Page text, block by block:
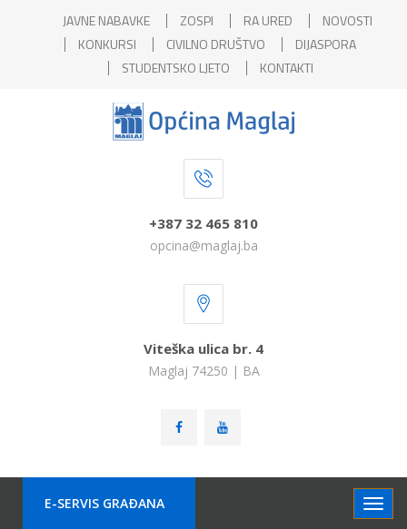
JAVNE NABAVKE ZOSPI RA URED
NOVOSTI
KONKURSI
CIVILNO DRUŠTVO
DIJASPORA
STUDENTSKO LJETO
KONTAKTI
+387 32 465 810
opcina@maglaj.ba
Viteška ulica br. 4
Maglaj 74250 | BA
E-SERVIS GRAÐANA